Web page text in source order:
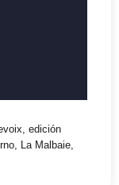
, edición
, La Malbaie,